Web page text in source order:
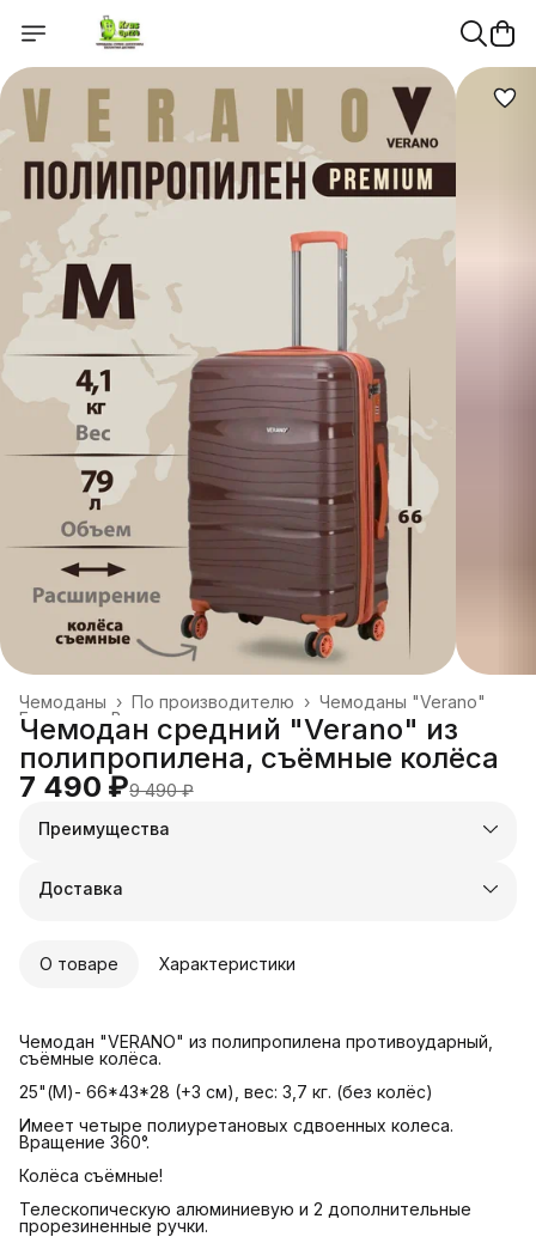
Чемоданы "Verano"
По производителю ›
Чемоданы ›
Все товары
Главная
Чемодан средний "Verano" из
полипропилена, съёмные колёса
7 490 ₽9 490 ₽
Преимущества
Оплата частями в Сплит
Удобный возврат
Доставка
О товаре Характеристики
Чемодан "VERANO" из полипропилена противоударный,
съёмные колёса.
25"(М)- 66*43*28 (+3 см), вес: 3,7 кг. (без колёс)
Имеет четыре полиуретановых сдвоенных колеса.
Вращение 360°.
Колёса съёмные!
Телескопическую алюминиевую и 2 дополнительные
прорезиненные ручки.